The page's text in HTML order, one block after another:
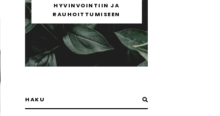
HYVINVOINTIIN JA
RAUHOITTUMISEEN